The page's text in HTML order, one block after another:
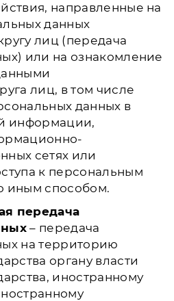
направленные на
данных
лиц (передача
или на ознакомление
лиц, в том числе
данных в
информации,
сетях или
к персональным
иным способом.
передача
– передача
на территорию
органу власти
иностранному